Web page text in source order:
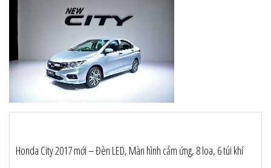
Honda City 2017 mới – Đèn LED, Màn hình cảm ứng, 8 loa, 6 túi khí